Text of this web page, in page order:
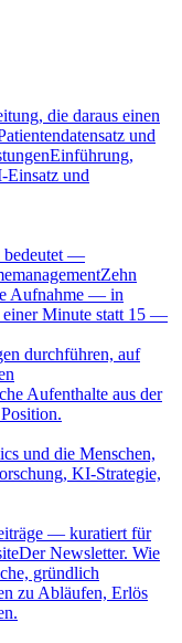
die daraus einen
und
Einführung,
Einsatz und
bedeutet —
Zehn
Aufnahme — in
Minute statt 15 —
durchführen, auf
Aufenthalte aus der
und die Menschen,
KI-Strategie,
— kuratiert für
Der Newsletter. Wie
gründlich
zu Abläufen, Erlös